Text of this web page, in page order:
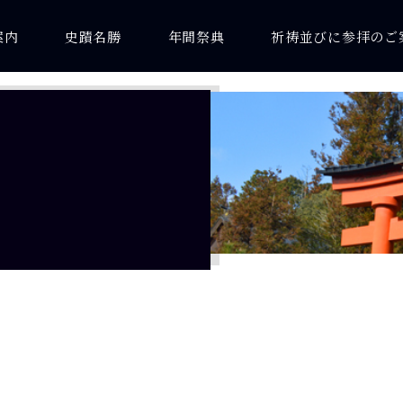
史蹟名勝 年間祭典 祈祷並びに参拝のご